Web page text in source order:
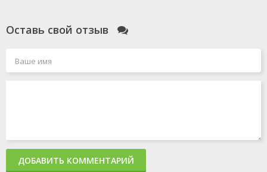
Оставь свой отзыв
ДОБАВИТЬ КОММЕНТАРИЙ